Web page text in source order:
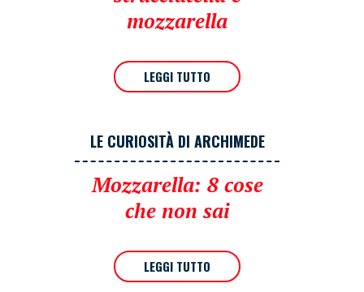
mozzarella
LEGGI TUTTO
LE CURIOSITÀ DI ARCHIMEDE
Mozzarella: 8 cose
che non sai
LEGGI TUTTO